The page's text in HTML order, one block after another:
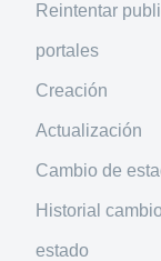
Reintentar
portales
Creación
Actualización
Cambio de
Historial
estado
Este es el
el proyecto
se puede
"unique_code"